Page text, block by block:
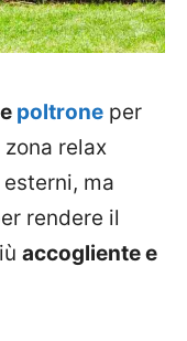
e poltrone per
relax
ma
rendere il
accogliente e